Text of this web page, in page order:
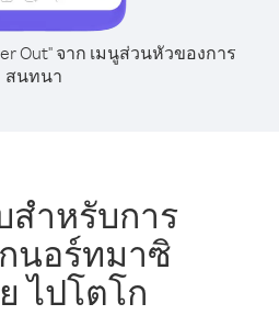
Out" จาก เมนูส่วนหัวของการ
สนทนา
สำหรับการ
นอร์ทมาซิ
ไปโตโก